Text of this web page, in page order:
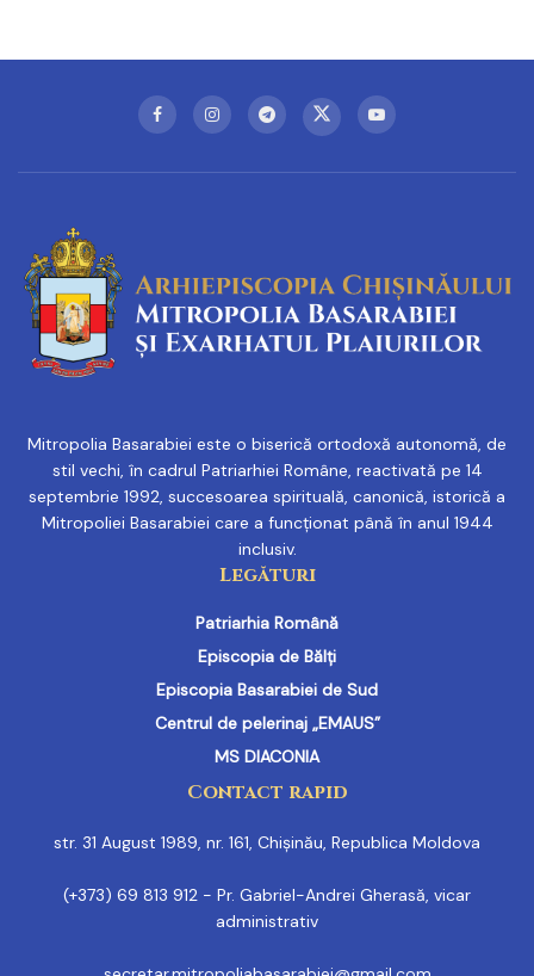
Mitropolia Basarabiei este o biserică ortodoxă autonomă, de
stil vechi, în cadrul Patriarhiei Române, reactivată pe 14
septembrie 1992, succesoarea spirituală, canonică, istorică a
Mitropoliei Basarabiei care a funcționat până în anul 1944
inclusiv.
Legături
Patriarhia Română
Episcopia de Bălți
Episcopia Basarabiei de Sud
Centrul de pelerinaj „EMAUS”
MS DIACONIA
Contact rapid
str. 31 August 1989, nr. 161, Chișinău, Republica Moldova
(+373) 69 813 912 - Pr. Gabriel-Andrei Gherasă, vicar
administrativ